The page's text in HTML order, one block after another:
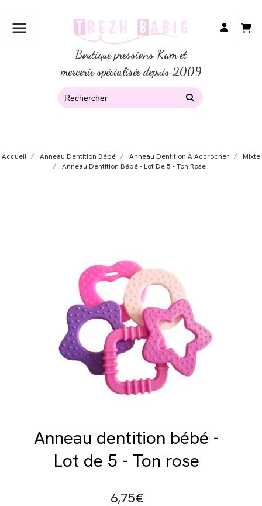
Boutique pressions Kam et
mercerie spécialisée depuis 2009
Accueil Anneau Dentition Bébé Anneau Dentition À Accrocher
Mixte
Anneau Dentition Bébé - Lot De 5 - Ton Rose
Anneau dentition bébé -
Lot de 5 - Ton rose
6,75€